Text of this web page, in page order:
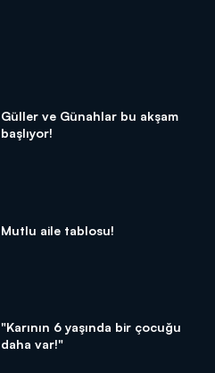
Güller ve Günahlar bu akşam
başlıyor!
Mutlu aile tablosu!
"Karının 6 yaşında bir çocuğu
daha var!"